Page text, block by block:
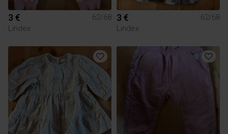
3 €
62/68
Lindex
3 €
62/68
Lindex